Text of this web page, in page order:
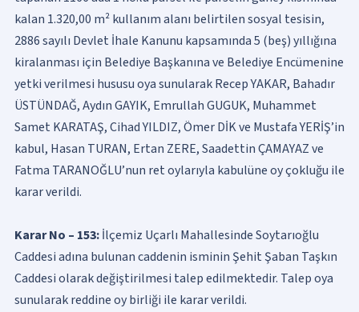
kalan 1.320,00 m² kullanım alanı belirtilen sosyal tesisin,
2886 sayılı Devlet İhale Kanunu kapsamında 5 (beş) yıllığına
kiralanması için Belediye Başkanına ve Belediye Encümenine
yetki verilmesi hususu oya sunularak Recep YAKAR, Bahadır
ÜSTÜNDAĞ, Aydın GAYIK, Emrullah GUGUK, Muhammet
Samet KARATAŞ, Cihad YILDIZ, Ömer DİK ve Mustafa YERİŞ’in
kabul, Hasan TURAN, Ertan ZERE, Saadettin ÇAMAYAZ ve
Fatma TARANOĞLU’nun ret oylarıyla kabulüne oy çokluğu ile
karar verildi.
Karar No – 153:İlçemiz Uçarlı Mahallesinde Soytarıoğlu
Caddesi adına bulunan caddenin isminin Şehit Şaban Taşkın
Caddesi olarak değiştirilmesi talep edilmektedir. Talep oya
sunularak reddine oy birliği ile karar verildi.